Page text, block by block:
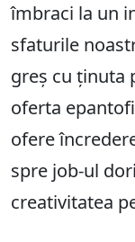
îmbraci la un
sfaturile
greș cu ținuta
oferta
ofere
spre job-ul
creativitatea